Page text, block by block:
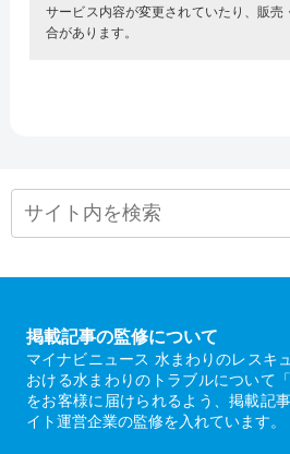
サービス内容が変更されていたり、販売
合があります。
掲載記事の監修について
マイナビニュース 水まわりのレスキ
おける水まわりのトラブルについて
をお客様に届けられるよう、掲載記
イト運営企業の監修を入れています。